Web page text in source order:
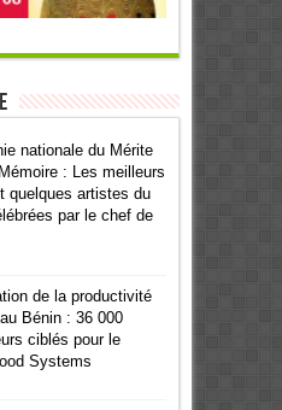
nationale du Mérite
: Les meilleurs
quelques artistes du
par le chef de
de la productivité
Bénin : 36 000
ciblés pour le
Systems